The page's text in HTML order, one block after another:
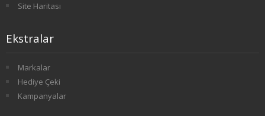
1. SINIF 2. YARIYIL TARİH
2. SINIF 3. YARIYIL TARİH
2. SINIF 4. YARIYIL TARİH
Site Haritası
Ekstralar
Markalar
Hediye Çeki
Kampanyalar